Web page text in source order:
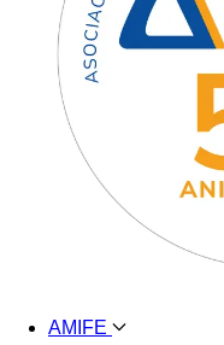
AMIFE